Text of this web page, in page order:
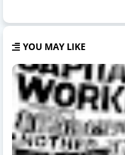
YOU MAY LIKE